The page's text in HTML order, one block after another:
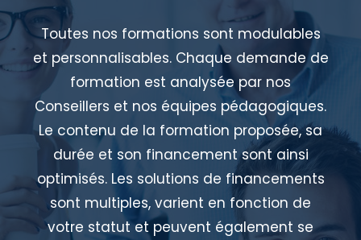
Toutes nos formations sont modulables
et personnalisables. Chaque demande de
formation est analysée par nos
Conseillers et nos équipes pédagogiques.
Le contenu de la formation proposée, sa
durée et son financement sont ainsi
optimisés. Les solutions de financements
sont multiples, varient en fonction de
votre statut et peuvent également se